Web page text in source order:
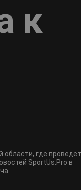
к
области, где проведет
SportUs.Pro в